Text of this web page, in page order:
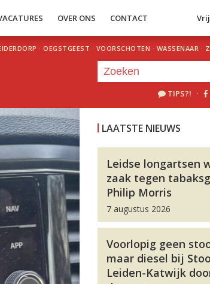
OVER ONS CONTACT
· OEGSTGEEST · VOORSCHOTEN · WASSENAAR ·
TIPS?! ·
LAATSTE NIEUWS
Leidse longartsen
zaak tegen
Philip Morris
7 augustus 2026
Voorlopig geen
maar diesel bij
Leiden-Katwijk